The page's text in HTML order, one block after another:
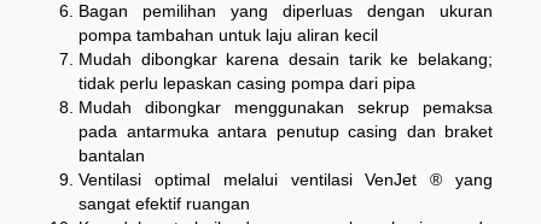
Bagan pemilihan yang diperluas dengan ukuran
pompa tambahan untuk laju aliran kecil
Mudah dibongkar karena desain tarik ke belakang;
tidak perlu lepaskan casing pompa dari pipa
Mudah dibongkar menggunakan sekrup pemaksa
pada antarmuka antara penutup casing dan braket
bantalan
Ventilasi optimal melalui ventilasi VenJet ® yang
sangat efektif ruangan